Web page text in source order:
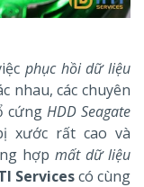
phục hồi dữ liệu
nhau, các chuyên
cứng HDD Seagate
xước rất cao và
hợpmất dữ liệu
Servicescó cùng